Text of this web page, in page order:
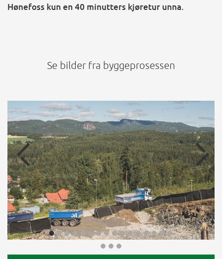
Hønefoss kun en 40 minutters kjøretur unna.
Se bilder fra byggeprosessen